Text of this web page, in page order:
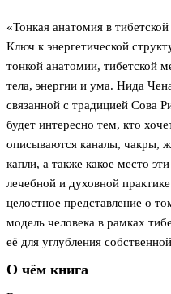
«Тонкая анатомия в
Ключ к энергетической
тонкой анатомии, тибетской
тела, энергии и ума. Нида
связанной с традицией Сова
будет интересно тем, кто
описываются каналы, чакры,
капли, а также какое место
лечебной и духовной
целостное представление о
модель человека в рамках
её для углубления
О чём книга